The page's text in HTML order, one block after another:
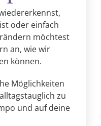
oder einfach
möchtest
an, wie wir
können.
Möglichkeiten
zu
und auf deine